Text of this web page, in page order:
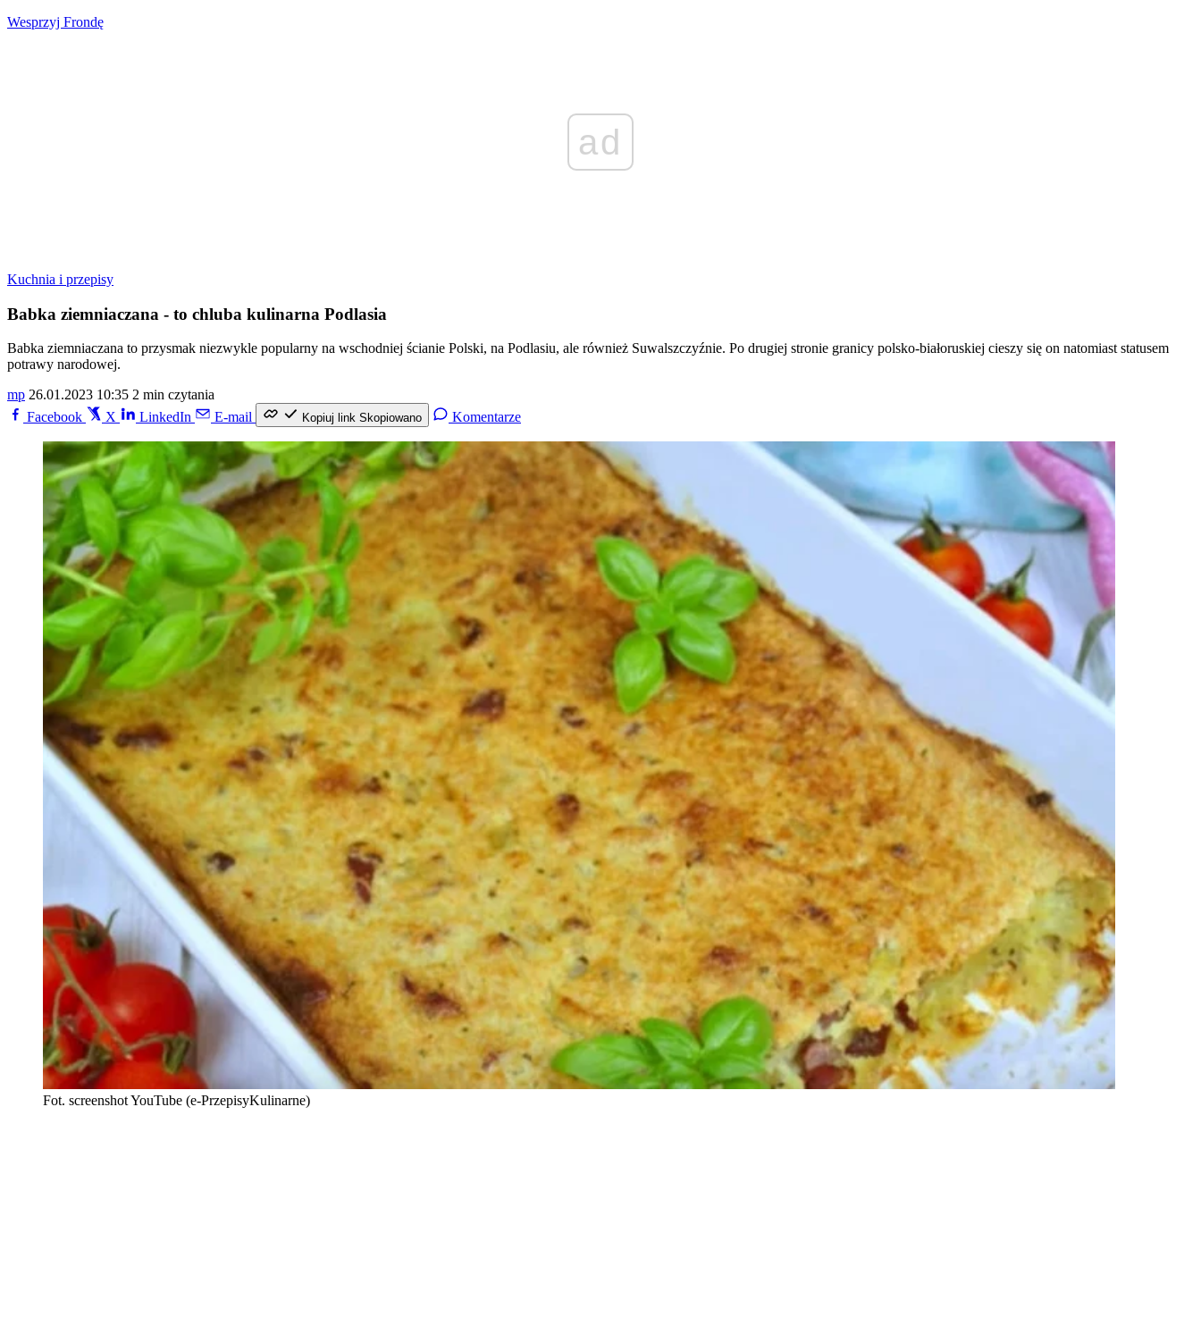
Wesprzyj Frondę
ad
Kuchnia i przepisy
Babka ziemniaczana - to chluba kulinarna Podlasia
Babka ziemniaczana to przysmak niezwykle popularny na wschodniej ścianie Polski, na Podlasiu, ale również Suwalszczyźnie. Po drugiej stronie granicy polsko-białoruskiej cieszy się on natomiast statusem
potrawy narodowej.
mp 26.01.2023 10:35 2 min czytania
Facebook
X LinkedIn E-mail Kopiuj link Skopiowano Komentarze
Fot. screenshot YouTube (e-PrzepisyKulinarne)